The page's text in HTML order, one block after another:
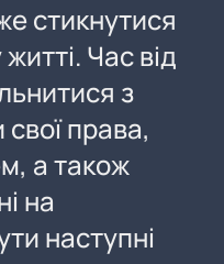
стикнутися
Час від
з
права,
а також
на
наступні